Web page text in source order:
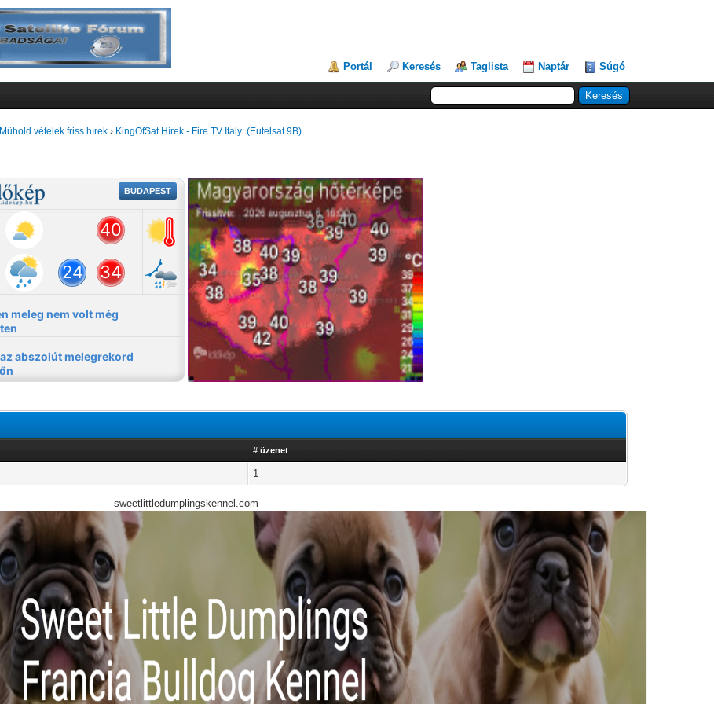
Portál Keresés Taglista Naptár Súgó
Műhold vételek friss hírek › KingOfSat Hírek - Fire TV Italy: (Eutelsat 9B)
# üzenet
1
sweetlittledumplingskennel.com